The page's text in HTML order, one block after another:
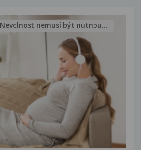
Nevolnost nemusí být nutnou...